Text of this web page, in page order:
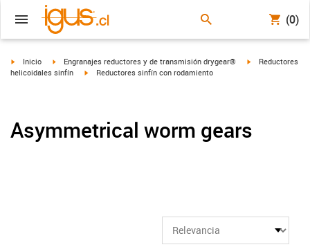
(0)
igus-icon-arrow-right
Inicio igus-icon-arrow-right
Engranajes reductores y de transmisión drygear® igus-icon-arrow-
Reductores
helicoidales sinfín
igus-icon-arrow-right
Reductores sinfín con rodamiento
Asymmetrical worm gears